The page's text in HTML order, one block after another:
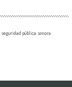
seguridad pública sonora